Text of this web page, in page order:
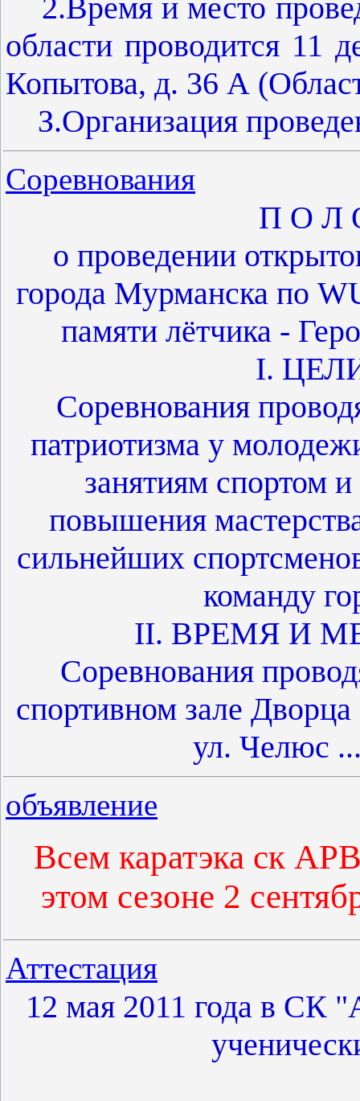
2.Время и место
области проводится 11
Копытова, д. 36 А
З.Организация
Соревнования
П О Л
о проведении
города Мурманска по
памяти лётчика -
I.
Соревнования
патриотизма у
занятиям спортом
повышения
сильнейших
команду
II. ВРЕМЯ И
Соревнования
спортивном зале
ул. Челюс
объявление
Всем каратэка ск
этом сезоне 2
Аттестация
12 мая 2011 года в СК